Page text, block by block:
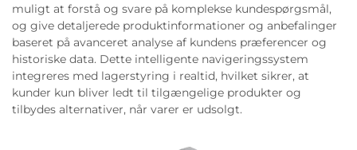
muligt at forstå og svare på komplekse kundespørgsmål,
og give detaljerede produktinformationer og anbefalinger
baseret på avanceret analyse af kundens præferencer og
historiske data. Dette intelligente navigeringssystem
integreres med lagerstyring i realtid, hvilket sikrer, at
kunder kun bliver ledt til tilgængelige produkter og
tilbydes alternativer, når varer er udsolgt.